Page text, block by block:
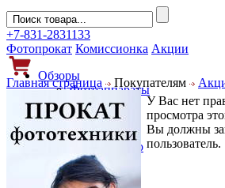
+7-831-2831133
Фотопрокат Комиссионка Акции
Обзоры
Фотоаппараты
Объективы
Фильтры
Новости
Фото и видео
Гаджеты
Аксессуары
Главная страница Покупателям
У Вас нет
просмотра
Вы должны
пользователь.